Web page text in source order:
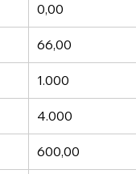
0,00
66,00
1.000
4.000
600,00